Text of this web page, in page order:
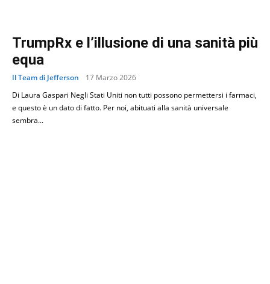
TrumpRx e l’illusione di una sanità più
equa
Il Team di Jefferson
17 Marzo 2026
Di Laura Gaspari Negli Stati Uniti non tutti possono permettersi i farmaci,
e questo è un dato di fatto. Per noi, abituati alla sanità universale
sembra...